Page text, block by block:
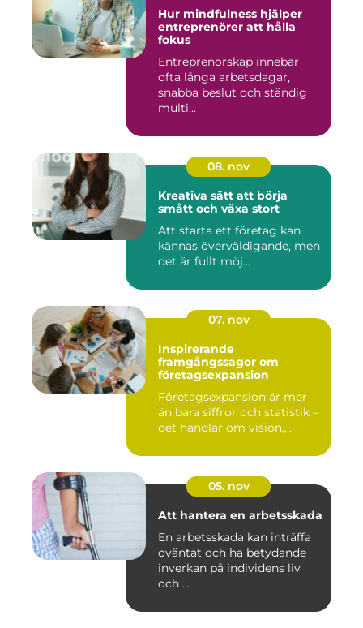
Hur mindfulness hjälper
entreprenörer att hålla
fokus
Entreprenörskap innebär
ofta långa arbetsdagar,
snabba beslut och ständig
multi...
08. nov
Kreativa sätt att börja
smått och växa stort
Att starta ett företag kan
kännas överväldigande, men
det är fullt möj...
07. nov
Inspirerande
framgångssagor om
företagsexpansion
Företagsexpansion är mer
än bara siffror och statistik –
det handlar om vision,...
05. nov
Att hantera en arbetsskada
En arbetsskada kan inträffa
oväntat och ha betydande
inverkan på individens liv
och ...